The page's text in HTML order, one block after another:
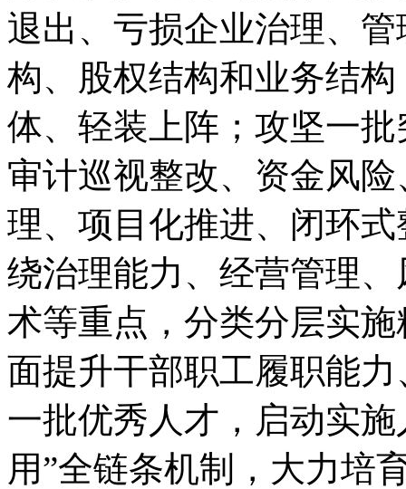
退出、亏损企业治理、
构、股权结构和业务结
体、轻装上阵；攻坚一
审计巡视整改、资金风
理、项目化推进、闭环
绕治理能力、经营管理
术等重点，分类分层实
面提升干部职工履职能
一批优秀人才，启动实
用”全链条机制，大力培